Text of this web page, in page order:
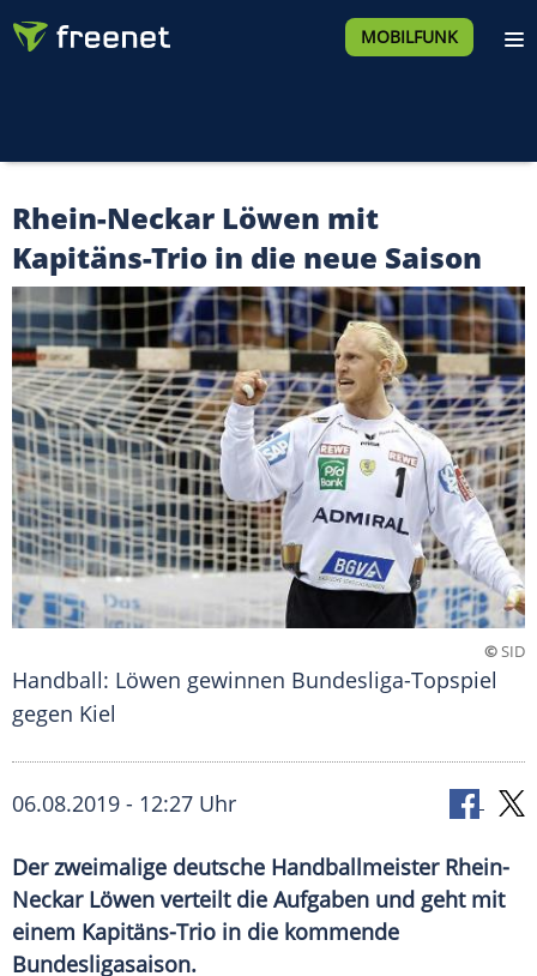
MOBILFUNK
Rhein-Neckar Löwen mit
Kapitäns-Trio in die neue Saison
©SID
Handball: Löwen gewinnen Bundesliga-Topspiel
gegen Kiel
06.08.2019 - 12:27 Uhr
Der zweimalige deutsche Handballmeister Rhein-
Neckar Löwen verteilt die Aufgaben und geht mit
einem Kapitäns-Trio in die kommende
Bundesligasaison.